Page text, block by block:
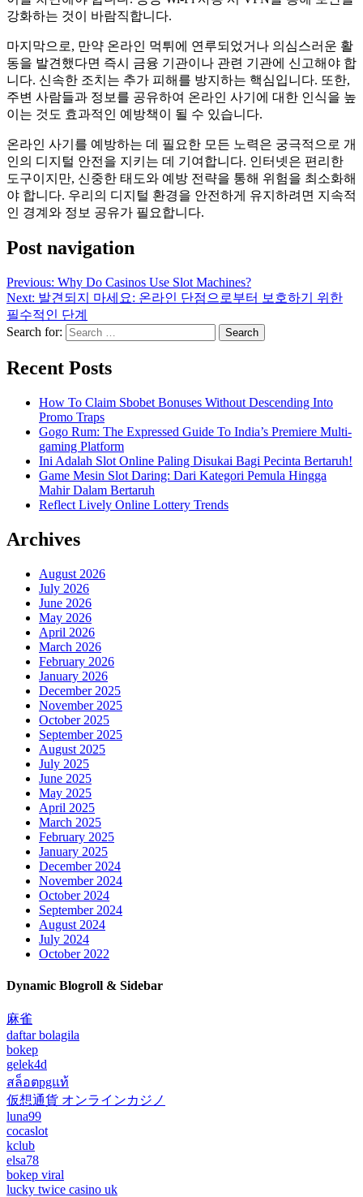
강화하는 것이 바람직합니다.
마지막으로, 만약 온라인 먹튀에 연루되었거나 의심스러운 활
동을 발견했다면 즉시 금융 기관이나 관련 기관에 신고해야 합
니다. 신속한 조치는 추가 피해를 방지하는 핵심입니다. 또한,
주변 사람들과 정보를 공유하여 온라인 사기에 대한 인식을 높
이는 것도 효과적인 예방책이 될 수 있습니다.
온라인 사기를 예방하는 데 필요한 모든 노력은 궁극적으로 개
인의 디지털 안전을 지키는 데 기여합니다. 인터넷은 편리한
도구이지만, 신중한 태도와 예방 전략을 통해 위험을 최소화해
야 합니다. 우리의 디지털 환경을 안전하게 유지하려면 지속적
인 경계와 정보 공유가 필요합니다.
Post navigation
Previous: Why Do Casinos Use Slot Machines?
Next: 발견되지 마세요: 온라인 단점으로부터 보호하기 위한
필수적인 단계
Search for:
Recent Posts
How To Claim Sbobet Bonuses Without Descending Into
Promo Traps
Gogo Rum: The Expressed Guide To India’s Premiere Multi-
gaming Platform
Ini Adalah Slot Online Paling Disukai Bagi Pecinta Bertaruh!
Game Mesin Slot Daring: Dari Kategori Pemula Hingga
Mahir Dalam Bertaruh
Reflect Lively Online Lottery Trends
Archives
August 2026
July 2026
June 2026
May 2026
April 2026
March 2026
February 2026
January 2026
December 2025
November 2025
October 2025
September 2025
August 2025
July 2025
June 2025
May 2025
April 2025
March 2025
February 2025
January 2025
December 2024
November 2024
October 2024
September 2024
August 2024
July 2024
October 2022
Dynamic Blogroll & Sidebar
麻雀
daftar bolagila
bokep
gelek4d
สล็อตpgแท้
仮想通貨 オンラインカジノ
luna99
cocaslot
kclub
elsa78
bokep viral
lucky twice casino uk